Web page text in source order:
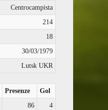
Centrocampista
214
18
30/03/1979
Lutsk UKR
Presenze
Gol
86
4